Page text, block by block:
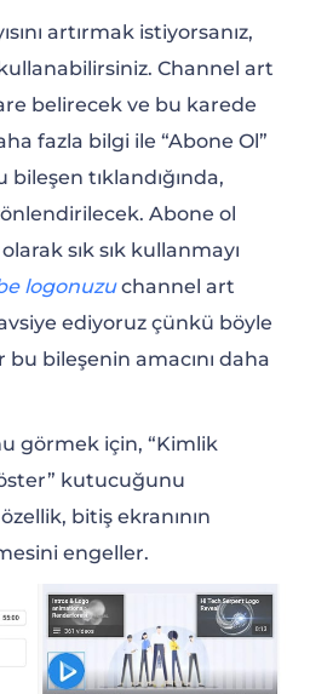
artırmak istiyorsanız,
Channel art
belirecek ve bu karede
fazla bilgi ile “Abone Ol”
tıklandığında,
Abone ol
sık sık kullanmayı
logonuzuchannel art
ediyoruz çünkü böyle
bu bileşenin amacını daha
görmek için, “Kimlik
kutucuğunu
bitiş ekranının
engeller.